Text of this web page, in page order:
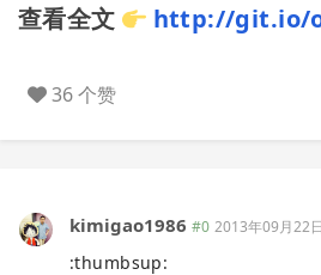
查看全文 http://git.io/
36 个赞
kimigao1986 #0 2013年09月22日
:thumbsup: